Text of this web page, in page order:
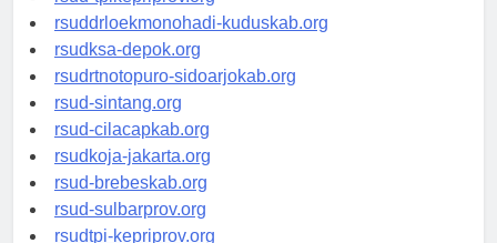
rsud-tpikepriprov.org
rsuddrloekmonohadi-kuduskab.org
rsudksa-depok.org
rsudrtnotopuro-sidoarjokab.org
rsud-sintang.org
rsud-cilacapkab.org
rsudkoja-jakarta.org
rsud-brebeskab.org
rsud-sulbarprov.org